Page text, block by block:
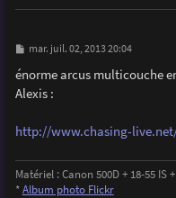
M
s
s
a
mar. juil. 02, 2013 20:04
énorme arcus multicouche
Alexis :
http://www.chasing-
Matériel : Canon 500D + 18-55 IS
*Album photo Flickr